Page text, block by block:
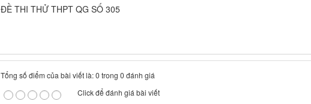
ĐỀ THI THỬ THPT QG SỐ 305
Tổng số điểm của bài viết là: 0 trong 0 đánh giá
Click để đánh giá bài viết